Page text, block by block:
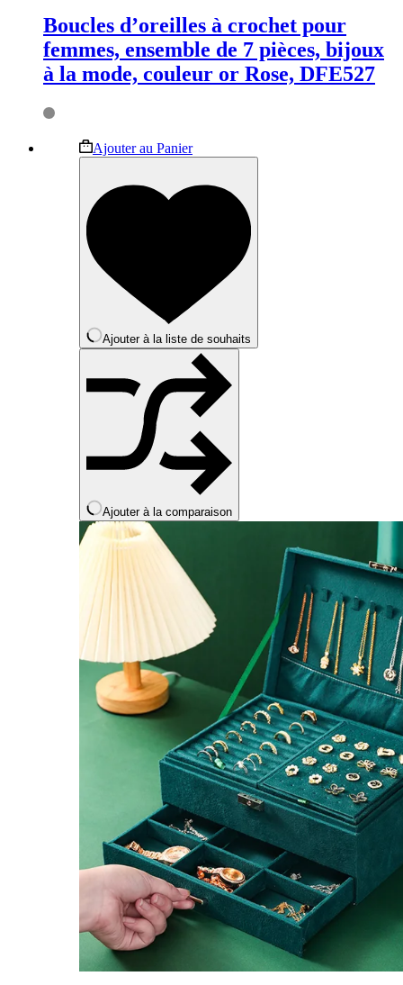
Boucles d’oreilles à crochet pour
femmes, ensemble de 7 pièces, bijoux
à la mode, couleur or Rose, DFE527
Ajouter au PanierCe
produit
plusieurs
variations.
choisies
sur
page
du
produit
Ajouter à la liste de souhaits
Ajouter à la comparaison